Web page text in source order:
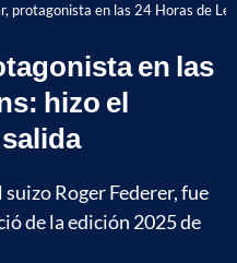
protagonista en las 24 Horas de
en las
hizo el
Roger Federer, fue
de la edición 2025 de